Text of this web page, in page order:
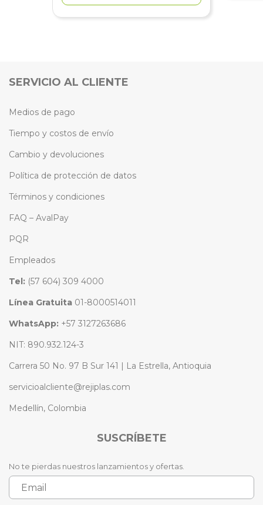
SERVICIO AL CLIENTE
Medios de pago
Tiempo y costos de envío
Cambio y devoluciones
Política de protección de datos
Términos y condiciones
FAQ – AvalPay
PQR
Empleados
Tel: (57 604) 309 4000
Línea Gratuita 01-8000514011
WhatsApp: +57 3127263686
NIT: 890.932.124-3
Carrera 50 No. 97 B Sur 141 | La Estrella, Antioquia
servicioalcliente@rejiplas.com
Medellín, Colombia
SUSCRÍBETE
No te pierdas nuestros lanzamientos y ofertas.